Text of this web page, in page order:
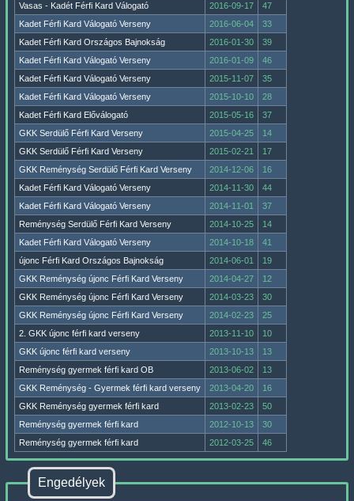
Vasas - Kadét Férfi Kard Válogató
2016-09-17
47
Kadet Férfi Kard Válogató Verseny
2016-06-04
33
Kadet Férfi Kard Országos Bajnokság
2016-01-30
39
Kadet Férfi Kard Válogató Verseny
2016-01-09
46
Kadet Férfi Kard Válogató Verseny
2015-11-07
35
Kadet Férfi Kard Válogató Verseny
2015-10-10
28
Kadet Férfi Kard Előválogató
2015-05-16
37
GKK Serdülő Férfi Kard Verseny
2015-04-25
14
GKK Serdülő Férfi Kard Verseny
2015-02-21
17
GKK Reménység Serdülő Férfi Kard Verseny
2014-12-06
16
Kadet Férfi Kard Válogató Verseny
2014-11-30
44
Kadet Férfi Kard Válogató Verseny
2014-11-01
37
Reménység Serdülő Férfi Kard Verseny
2014-10-25
14
Kadet Férfi Kard Válogató Verseny
2014-10-18
41
újonc Férfi Kard Országos Bajnokság
2014-06-01
19
GKK Reménység újonc Férfi Kard Verseny
2014-04-27
12
GKK Reménység újonc Férfi Kard Verseny
2014-03-23
30
GKK Reménység újonc Férfi Kard Verseny
2014-02-23
25
2. GKK újonc férfi kard verseny
2013-11-10
10
GKK újonc férfi kard verseny
2013-10-13
13
Reménység gyermek férfi kard OB
2013-06-02
13
GKK Reménység - Gyermek férfi kard verseny
2013-04-20
16
GKK Reménység gyermek férfi kard
2013-02-23
50
Reménység gyermek férfi kard
2012-10-13
30
Reménység gyermek férfi kard
2012-03-25 46
Engedélyek